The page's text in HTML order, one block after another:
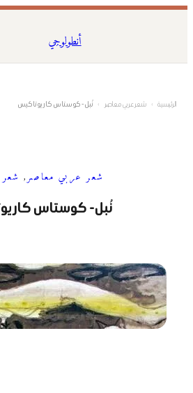
المحتوى
أنطولوجي
الرئيسية › شعر عربي معاصر › نُبل- كوستاس كاريوتاكيس
شعر عربي معاصر,
نُبل- كوستاس